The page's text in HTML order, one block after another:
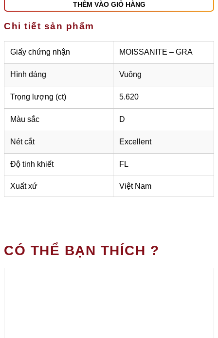
THÊM VÀO GIỎ HÀNG
Chi tiết sản phẩm
Giấy chứng nhận MOISSANITE – GRA
Hình dáng Vuông
Trọng lượng (ct) 5.620
Màu sắc D
Nét cắt Excellent
Độ tinh khiết FL
Xuất xứ Việt Nam
CÓ THỂ BẠN THÍCH ?